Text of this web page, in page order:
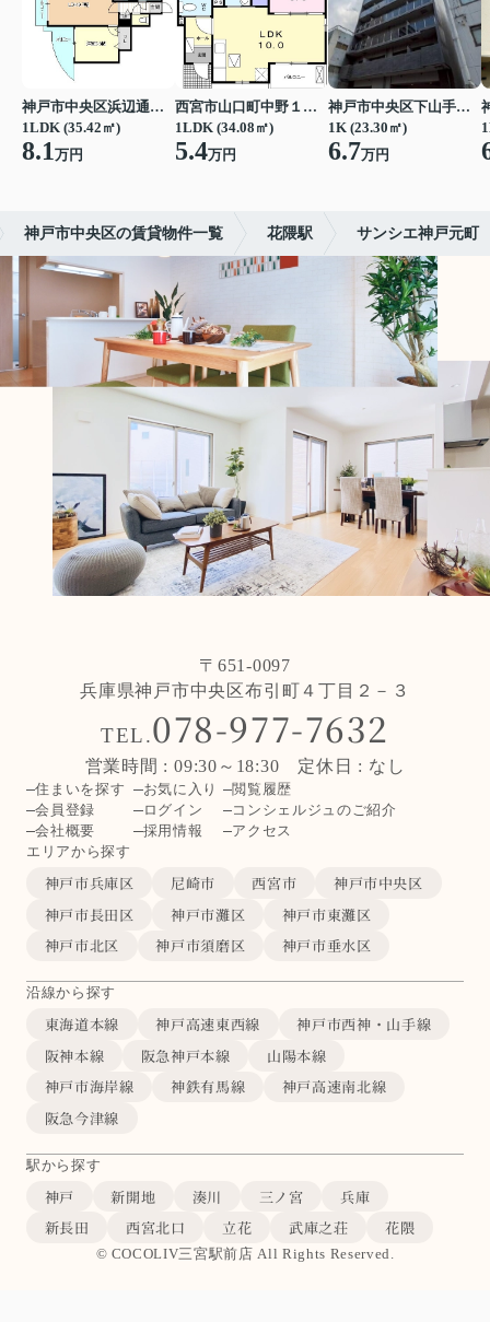
神戸市中央区浜辺通３丁目
1LDK (35.42㎡)
8.1万円
西宮市山口町中野１丁目
1LDK (34.08㎡)
5.4万円
神戸市中央区下山手通７丁目
1K (23.30㎡)
6.7万円
神戸市中央区の賃貸物件一覧 花隈駅 サンシエ神戸元町
〒651-0097
兵庫県神戸市中央区布引町４丁目２－３
TEL.078-977-7632
営業時間 : 09:30～18:30 定休日 : なし
住まいを探す お気に入り
閲覧履歴
会員登録
ログイン
コンシェルジュのご紹介
会社概要
採用情報
アクセス
エリアから探す
神戸市兵庫区 尼崎市 西宮市
神戸市中央区
神戸市長田区
神戸市灘区
神戸市東灘区
神戸市北区
神戸市須磨区 神戸市垂水区
沿線から探す
東海道本線 神戸高速東西線
神戸市西神・山手線
阪神本線
阪急神戸本線
山陽本線
神戸市海岸線
神鉄有馬線
神戸高速南北線
阪急今津線
駅から探す
神戸 新開地 湊川 三ノ宮
兵庫
新長田
西宮北口 立花 武庫之荘 花隈
© COCOLIV三宮駅前店 All Rights Reserved.